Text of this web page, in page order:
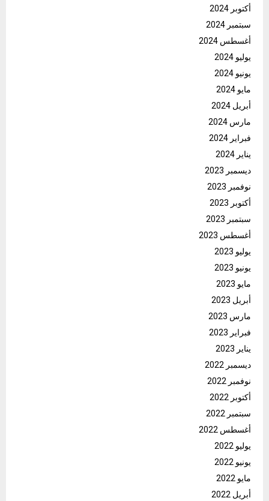
أكتوبر 2024
سبتمبر 2024
أغسطس 2024
يوليو 2024
يونيو 2024
مايو 2024
أبريل 2024
مارس 2024
فبراير 2024
يناير 2024
ديسمبر 2023
نوفمبر 2023
أكتوبر 2023
سبتمبر 2023
أغسطس 2023
يوليو 2023
يونيو 2023
مايو 2023
أبريل 2023
مارس 2023
فبراير 2023
يناير 2023
ديسمبر 2022
نوفمبر 2022
أكتوبر 2022
سبتمبر 2022
أغسطس 2022
يوليو 2022
يونيو 2022
مايو 2022
أبريل 2022